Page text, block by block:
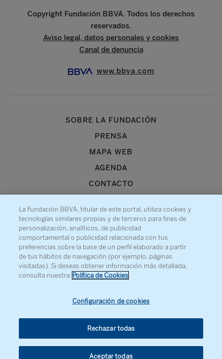
Copyright Fundación BBVA. Todos los derechos
reservados.
Aviso legal, datos personales y cookies
Canal de denuncia
www.bbva.com
SOBRE LA FUNDACIÓN
PRENSA
MAPA WEB
AGENDA
CONTACTO
Recibe información sobre nuestra actividad
La Fundación BBVA, titular de este portal, utiliza cookies y
tecnologías similares propias y de terceros para fines de
personalización, analíticos, de publicidad
comportamental o publicidad relacionada con tus
preferencias sobre la base de un perfil elaborado a partir
de tus hábitos de navegación (por ejemplo, páginas
visitadas). Si deseas obtener información más detallada,
consulta nuestra Política de Cookies
Configuración de cookies
Rechazar todas
Aceptar todas